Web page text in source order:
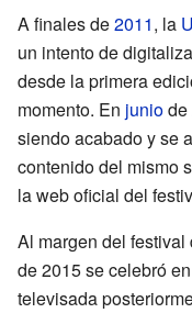
A finales de2011, la
un intento de
desde la primera
momento. En juniode
siendo acabado y se
contenido del mismo
la web oficial del
Al margen del festival
de 2015 se celebró en
televisada